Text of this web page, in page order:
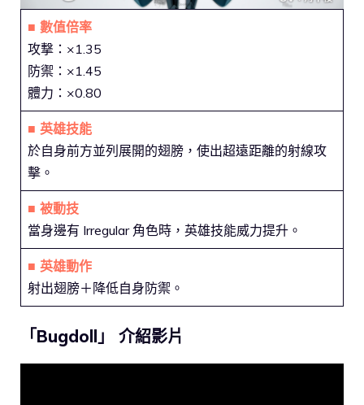
■ 數值倍率
攻撃：×1.35
防禦：×1.45
體力：×0.80
■ 英雄技能
於自身前方並列展開的翅膀，使出超遠距離的射線攻
擊。
■ 被動技
當身邊有 Irregular 角色時，英雄技能威力提升。
■ 英雄動作
射出翅膀＋降低自身防禦。
「Bugdoll」 介紹影片